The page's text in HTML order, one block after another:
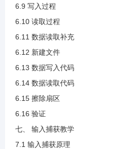
4.2 SPI传输
6.9 写入过程
6.10 读取过程
6.11 数据读取补充
6.12 新建文件
6.13 数据写入代码
6.14 数据读取代码
6.15 擦除扇区
6.16 验证
七、 输入捕获教学
7.1 输入捕获原理